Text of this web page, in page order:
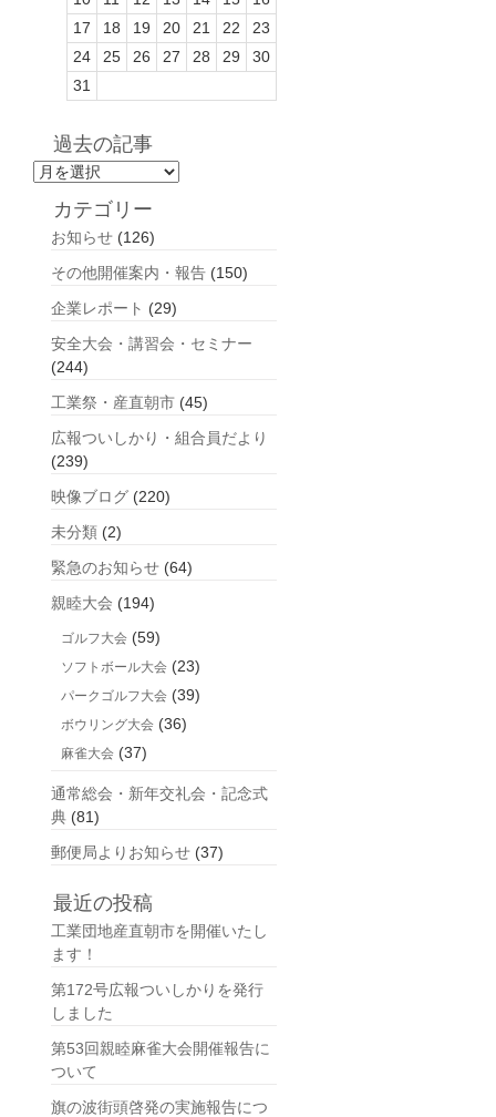
17
18 19 20 21 22
23
24
25 26 27 28 29
30
31
過去の記事
過
カテゴリー
お知らせ (126)
その他開催案内・報告 (150)
企業レポート (29)
安全大会・講習会・セミナー
(244)
工業祭・産直朝市 (45)
広報ついしかり・組合員だより
(239)
映像ブログ (220)
未分類 (2)
緊急のお知らせ (64)
親睦大会 (194)
ゴルフ大会 (59)
ソフトボール大会 (23)
パークゴルフ大会 (39)
ボウリング大会 (36)
麻雀大会 (37)
通常総会・新年交礼会・記念式
典 (81)
郵便局よりお知らせ (37)
最近の投稿
工業団地産直朝市を開催いたし
ます！
第172号広報ついしかりを発行
しました
第53回親睦麻雀大会開催報告に
ついて
旗の波街頭啓発の実施報告につ